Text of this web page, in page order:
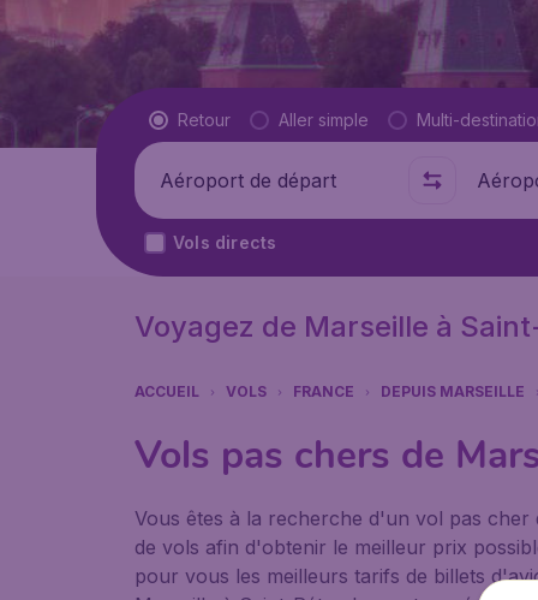
Type de vol
Retour Aller simple Multi-
Départ de Où
Vols directs
Voyagez de Marseille à
ACCUEIL VOLS FRANCE DEPUIS MARSEILLE
Vols pas chers de
Vous êtes à la recherche d'un vol pas
de vols afin d'obtenir le meilleur prix
pour vous les meilleurs tarifs de billets